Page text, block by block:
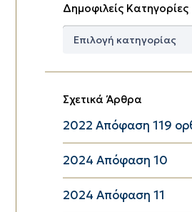
Δημοφιλείς Κατηγορίες
Δημοφιλείς
Σχετικά Άρθρα
2022 Απόφαση 119
2024 Απόφαση 10
2024 Απόφαση 11